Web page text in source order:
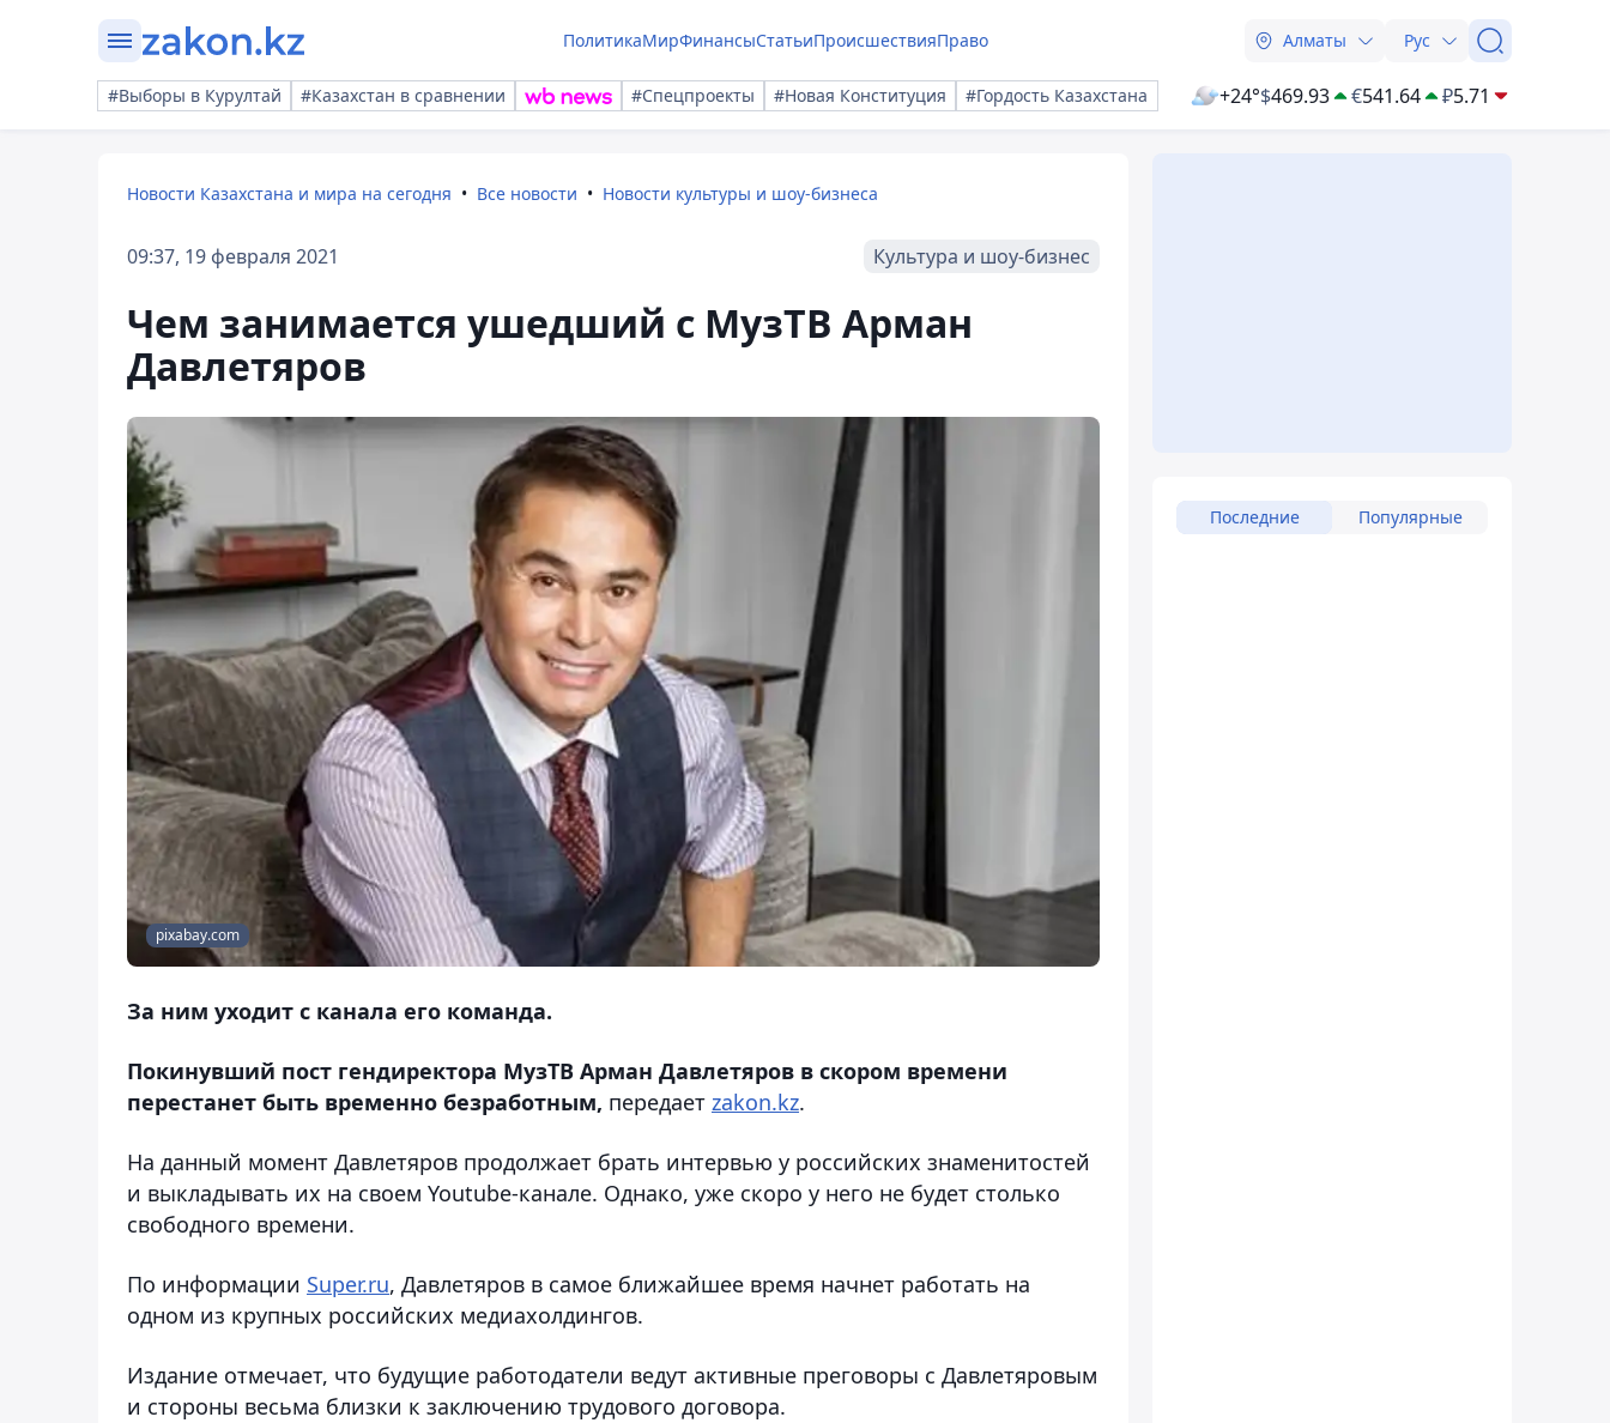
ПолитикаМирФинансыСтатьиПроисшествияПраво Алматы Рус
#Выборы в Курултай #Казахстан в сравнении #Спецпроекты #Новая Конституция #Гордость Казахстана +24°$469.93 €541.64 ₽5.71
Новости Казахстана и мира на сегодня Все новости Новости культуры и шоу-бизнеса
09:37, 19 февраля 2021 Культура и шоу-бизнес
Чем занимается ушедший с МузТВ Арман
Давлетяров
pixabay.com
За ним уходит с канала его команда.
Покинувший пост гендиректора МузТВ Арман Давлетяров в скором времени
перестанет быть временно безработным, передает zakon.kz.
На данный момент Давлетяров продолжает брать интервью у российских знаменитостей
и выкладывать их на своем Youtube-канале. Однако, уже скоро у него не будет столько
свободного времени.
По информации Super.ru, Давлетяров в самое ближайшее время начнет работать на
одном из крупных российских медиахолдингов.
Издание отмечает, что будущие работодатели ведут активные преговоры с Давлетяровым
и стороны весьма близки к заключению трудового договора.
Последние Популярные